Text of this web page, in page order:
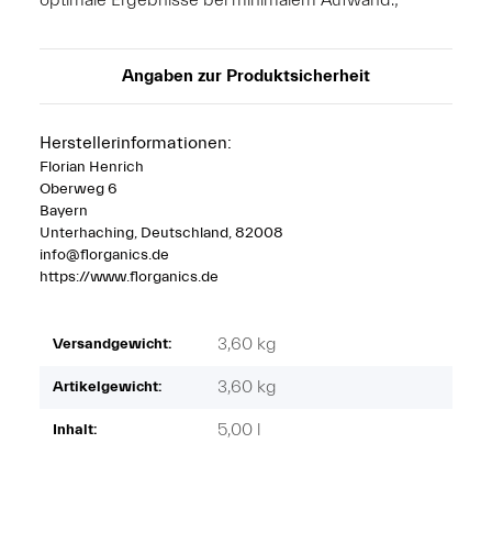
Angaben zur Produktsicherheit
Herstellerinformationen:
Florian Henrich
Oberweg 6
Bayern
Unterhaching, Deutschland, 82008
info@florganics.de
https://www.florganics.de
Versandgewicht: 3,60 kg
Artikelgewicht: 3,60 kg
Inhalt: 5,00 l